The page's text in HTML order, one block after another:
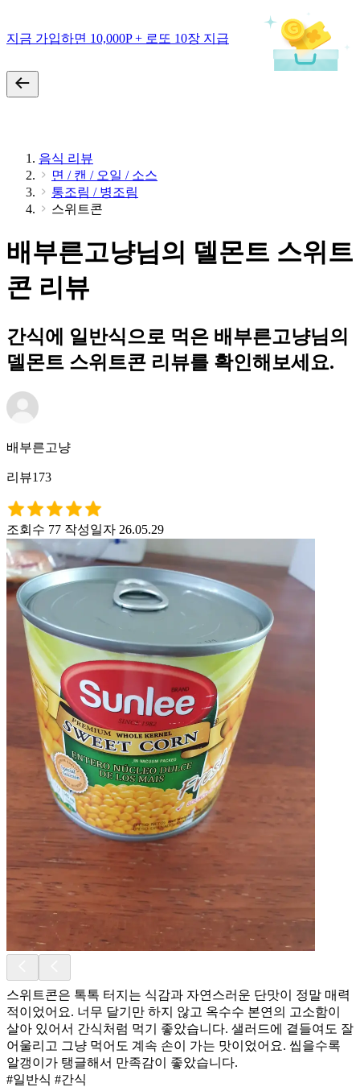
지금 가입하면 10,000P + 로또 10장 지급
음식 리뷰
면 / 캔 / 오일 / 소스
통조림 / 병조림
스위트콘
배부른고냥님의 델몬트 스위트
콘 리뷰
간식에 일반식으로 먹은 배부른고냥님의
델몬트 스위트콘 리뷰를 확인해보세요.
배부른고냥
리뷰173
조회수 77 작성일자 26.05.29
스위트콘은 톡톡 터지는 식감과 자연스러운 단맛이 정말 매력
적이었어요. 너무 달기만 하지 않고 옥수수 본연의 고소함이
살아 있어서 간식처럼 먹기 좋았습니다. 샐러드에 곁들여도 잘
어울리고 그냥 먹어도 계속 손이 가는 맛이었어요. 씹을수록
알갱이가 탱글해서 만족감이 좋았습니다.
#일반식 #간식